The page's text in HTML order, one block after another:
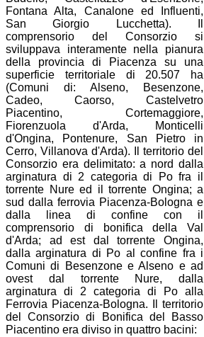
Fontana Alta, Canalone ed Influenti,
San Giorgio Lucchetta). Il
comprensorio del Consorzio si
sviluppava interamente nella pianura
della provincia di Piacenza su una
superficie territoriale di 20.507 ha
(Comuni di: Alseno, Besenzone,
Cadeo, Caorso, Castelvetro
Piacentino, Cortemaggiore,
Fiorenzuola d'Arda, Monticelli
d'Ongina, Pontenure, San Pietro in
Cerro, Villanova d'Arda). Il territorio del
Consorzio era delimitato: a nord dalla
arginatura di 2 categoria di Po fra il
torrente Nure ed il torrente Ongina; a
sud dalla ferrovia Piacenza-Bologna e
dalla linea di confine con il
comprensorio di bonifica della Val
d'Arda; ad est dal torrente Ongina,
dalla arginatura di Po al confine fra i
Comuni di Besenzone e Alseno e ad
ovest dal torrente Nure, dalla
arginatura di 2 categoria di Po alla
Ferrovia Piacenza-Bologna. Il territorio
del Consorzio di Bonifica del Basso
Piacentino era diviso in quattro bacini: